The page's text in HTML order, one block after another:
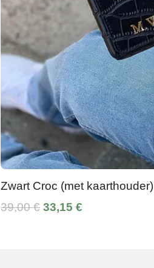
Zwart Croc (met kaarthouder)
39,00 € 33,15 €